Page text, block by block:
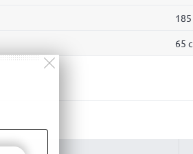
65